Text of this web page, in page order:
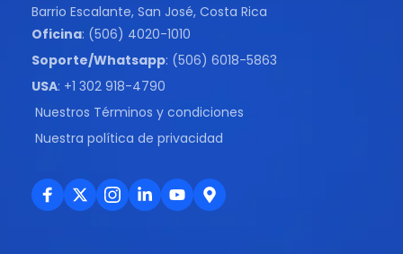
Barrio Escalante, San José, Costa Rica
Oficina: (506) 4020-1010
Soporte/Whatsapp: (506) 6018-5863
USA: +1 302 918-4790
Nuestros Términos y condiciones
Nuestra política de privacidad